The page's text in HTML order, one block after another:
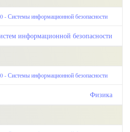
- Системы информационной безопасности
информационной безопасности
- Системы информационной безопасности
Физика